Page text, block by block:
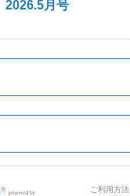
2026.5月号
ご利用方法